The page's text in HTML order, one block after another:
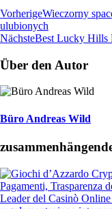
VorherigeWieczorny
ulubionych
NächsteBest Lucky Hills
Über den Autor
Büro Andreas Wild